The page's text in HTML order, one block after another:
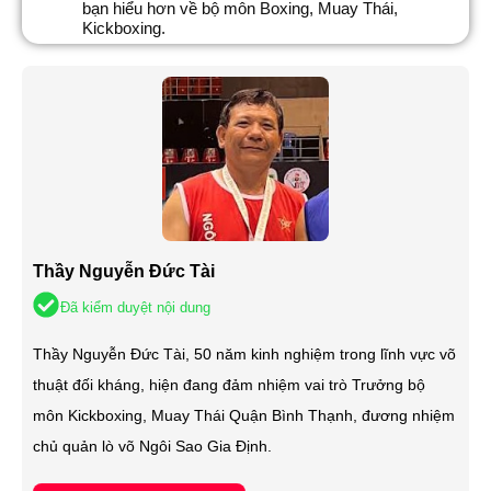
bạn hiểu hơn về bộ môn Boxing, Muay Thái,
Kickboxing.
Thầy Nguyễn Đức Tài
Đã kiểm duyệt nội dung
Thầy Nguyễn Đức Tài, 50 năm kinh nghiệm trong lĩnh vực võ
thuật đối kháng, hiện đang đảm nhiệm vai trò Trưởng bộ
môn Kickboxing, Muay Thái Quận Bình Thạnh, đương nhiệm
chủ quản lò võ Ngôi Sao Gia Định.